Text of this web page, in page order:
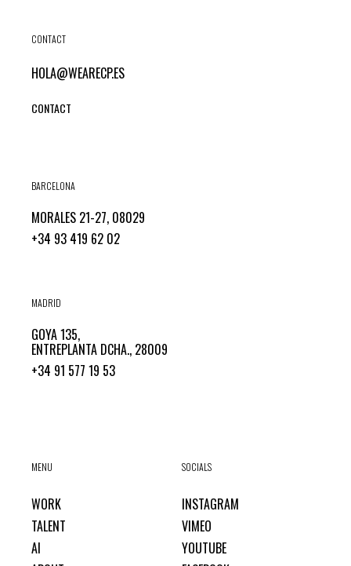
CONTACT
HOLA@WEARECP.ES
CONTACT
BARCELONA
MORALES 21-27, 08029
+34 93 419 62 02
MADRID
GOYA 135,
ENTREPLANTA DCHA., 28009
+34 91 577 19 53
MENU
WORK
TALENT
AI
SOCIALS
INSTAGRAM
VIMEO
YOUTUBE